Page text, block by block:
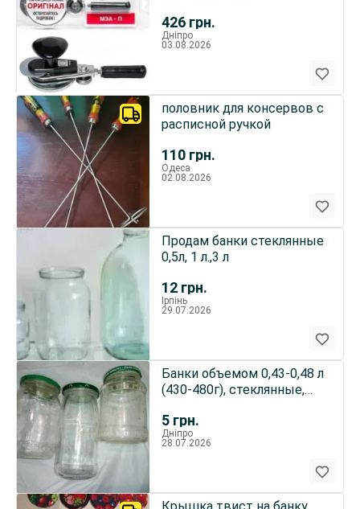
426 грн.
Дніпро
03.08.2026
110 грн.
половник для консервов с
расписной ручкой
Одеса
02.08.2026
12 грн.
Продам банки стеклянные
0,5л, 1 л.,3 л
Ірпінь
29.07.2026
5 грн.
Банки объемом 0,43-0,48 л
(430-480г), стеклянные,
Дніпро
28.07.2026